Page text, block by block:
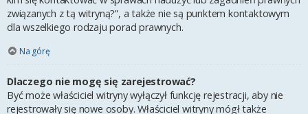
związanych z tą witryną?”, a także nie są punktem kontaktowym
dla wszelkiego rodzaju porad prawnych.
Na górę
Dlaczego nie mogę się zarejestrować?
Być może właściciel witryny wyłączył funkcję rejestracji, aby nie
rejestrowały się nowe osoby. Właściciel witryny mógł także